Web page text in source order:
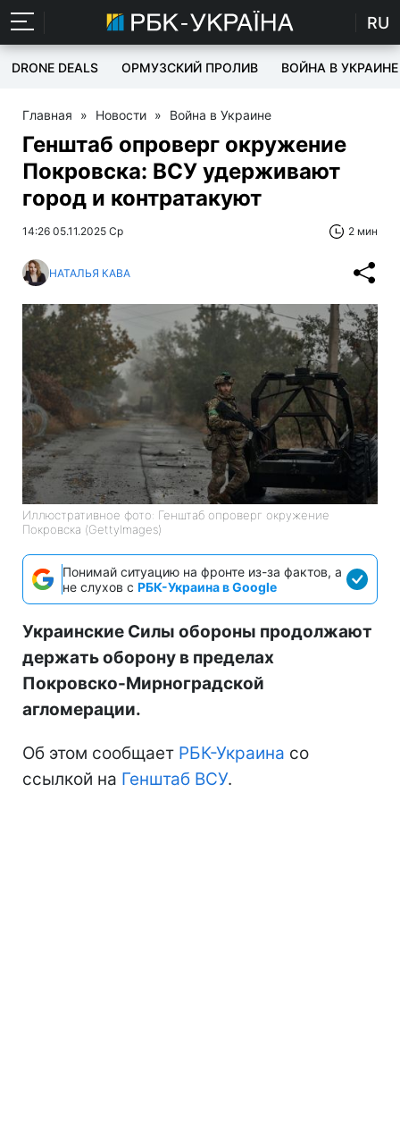
RU
DRONE DEALS ОРМУЗСКИЙ ПРОЛИВ ВОЙНА В УКРАИНЕ
Главная » Новости » Война в Украине
Генштаб опроверг окружение
Покровска: ВСУ удерживают
город и контратакуют
14:26 05.11.2025 Ср 2 мин
НАТАЛЬЯ КАВА
Иллюстративное фото: Генштаб опроверг окружение
Покровска (GettyImages)
Понимай ситуацию на фронте из-за фактов, а
не слухов с РБК-Украина в Google
Украинские Силы обороны продолжают
держать оборону в пределах
Покровско-Мирноградской
агломерации.
Об этом сообщает РБК-Украина со
ссылкой на Генштаб ВСУ.